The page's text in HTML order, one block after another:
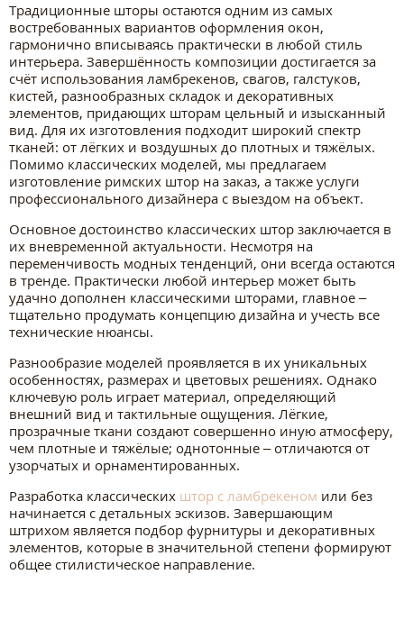
Традиционные шторы остаются одним из самых
востребованных вариантов оформления окон,
гармонично вписываясь практически в любой стиль
интерьера. Завершённость композиции достигается за
счёт использования ламбрекенов, свагов, галстуков,
кистей, разнообразных складок и декоративных
элементов, придающих шторам цельный и изысканный
вид. Для их изготовления подходит широкий спектр
тканей: от лёгких и воздушных до плотных и тяжёлых.
Помимо классических моделей, мы предлагаем
изготовление римских штор на заказ, а также услуги
профессионального дизайнера с выездом на объект.
Основное достоинство классических штор заключается в
их вневременной актуальности. Несмотря на
переменчивость модных тенденций, они всегда остаются
в тренде. Практически любой интерьер может быть
удачно дополнен классическими шторами, главное –
тщательно продумать концепцию дизайна и учесть все
технические нюансы.
Разнообразие моделей проявляется в их уникальных
особенностях, размерах и цветовых решениях. Однако
ключевую роль играет материал, определяющий
внешний вид и тактильные ощущения. Лёгкие,
прозрачные ткани создают совершенно иную атмосферу,
чем плотные и тяжёлые; однотонные – отличаются от
узорчатых и орнаментированных.
Разработка классических штор с ламбрекеном или без
начинается с детальных эскизов. Завершающим
штрихом является подбор фурнитуры и декоративных
элементов, которые в значительной степени формируют
общее стилистическое направление.